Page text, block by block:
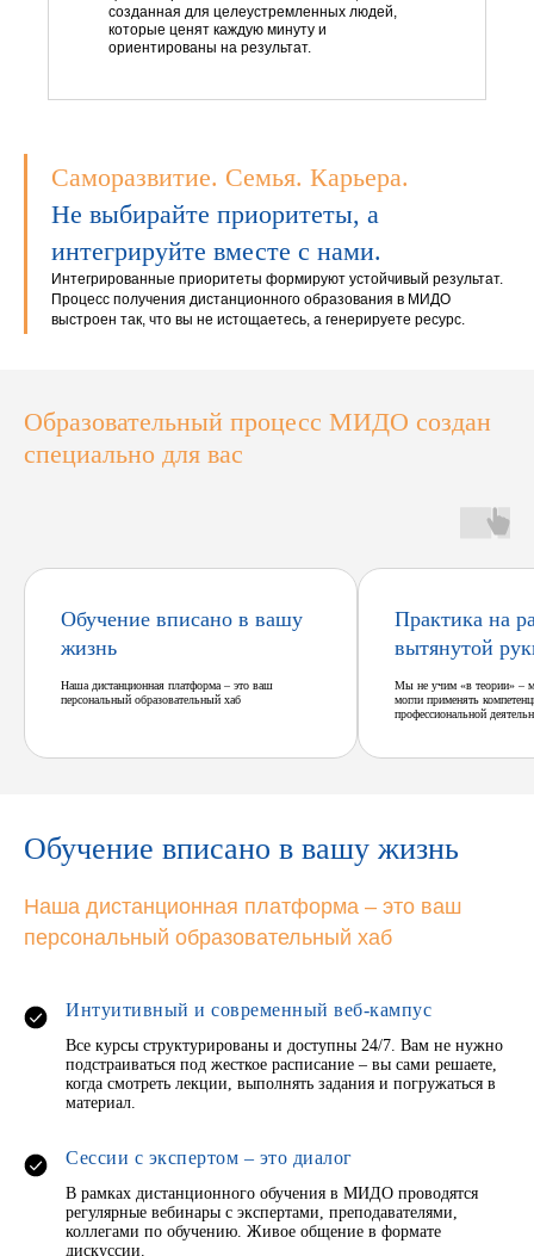
созданная для целеустремленных людей,
которые ценят каждую минуту и
ориентированы на результат.
Саморазвитие. Семья. Карьера.
Не выбирайте приоритеты, а
интегрируйте вместе с нами.
Интегрированные приоритеты формируют устойчивый результат.
Процесс получения дистанционного образования в МИДО
выстроен так, что вы не истощаетесь, а генерируете ресурс.
Образовательный процесс МИДО создан
специально для вас
Обучение вписано в вашу
жизнь
Наша дистанционная платформа – это ваш
персональный образовательный хаб
Практика на
вытянутой
Мы не учим «в теории» –
могли применять
профессиональной
Обучение вписано в вашу жизнь
Наша дистанционная платформа – это ваш
персональный образовательный хаб
Интуитивный и современный веб-кампус
Все курсы структурированы и доступны 24/7. Вам не нужно
подстраиваться под жесткое расписание – вы сами решаете,
когда смотреть лекции, выполнять задания и погружаться в
материал.
Сессии с экспертом – это диалог
В рамках дистанционного обучения в МИДО проводятся
регулярные вебинары с экспертами, преподавателями,
коллегами по обучению. Живое общение в формате
дискуссии.